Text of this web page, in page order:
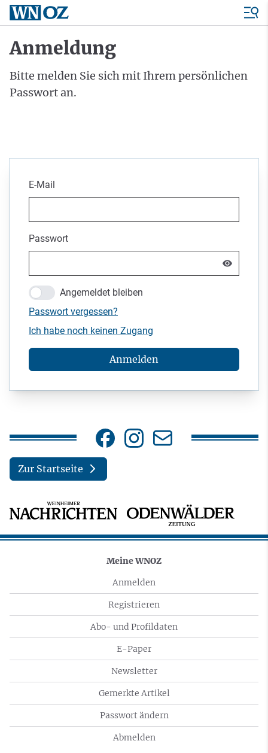
Anmeldung
Bitte melden Sie sich mit Ihrem persönlichen
Passwort an.
E-Mail
Passwort
Angemeldet bleiben
Passwort vergessen?
Ich habe noch keinen Zugang
Anmelden
Zur Startseite
Meine WNOZ
Anmelden
Registrieren
Abo- und Profildaten
E-Paper
Newsletter
Gemerkte Artikel
Passwort ändern
Abmelden